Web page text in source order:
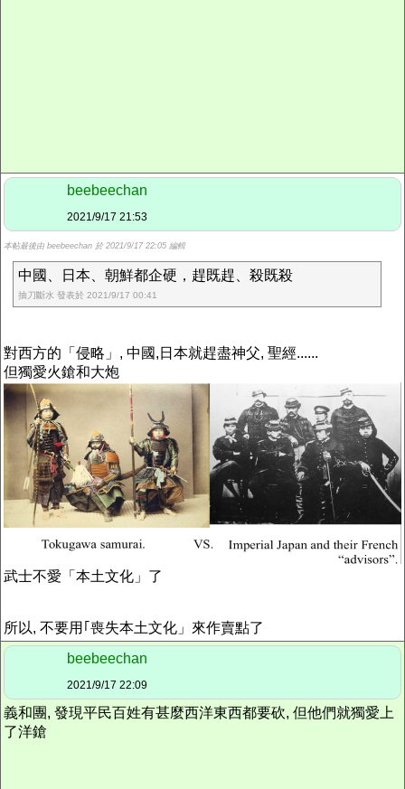
beebeechan
2021/9/17 21:53
本帖最後由 beebeechan 於 2021/9/17 22:05 編輯
中國、日本、朝鮮都企硬，趕既趕、殺既殺
抽刀斷水 發表於 2021/9/17 00:41
對西方的「侵略」, 中國,日本就趕盡神父, 聖經......
但獨愛火鎗和大炮
武士不愛「本土文化」了
所以, 不要用｢喪失本土文化」來作賣點了
beebeechan
2021/9/17 22:09
義和團, 發現平民百姓有甚麼西洋東西都要砍, 但他們就獨愛上
了洋鎗